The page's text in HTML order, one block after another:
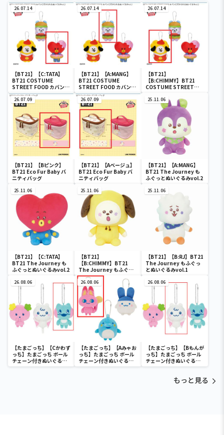
26.07.14
【BT21】【C:TATA】
BT21 COSTUME
STREET FOOD カバンに
付けられるぬいぐるみ
vol.2
26.07.14
【BT21】【A:MANG】
BT21 COSTUME
STREET FOOD カバンに
付けられるぬいぐるみ
vol.2
26.07.14
【BT21】
【B:CHIMMY】BT21
COSTUME STREET
るぬいぐるみvol.2
26.07.09
【BT21】【Bピンク】
BT21 Eco Fur Baby バ
ニティバッグ
26.07.09
【BT21】【Aベージュ】
BT21 Eco Fur Baby バ
ニティバッグ
25.11.06
【BT21】【A:MANG】
BT21 The Journey も
ふぐっとぬいぐるみvol.2
25.11.06
【BT21】【C:TATA】
BT21 The Journey も
ふぐっとぬいぐるみvol.2
25.11.06
【BT21】
【B:CHIMMY】BT21
The Journey もふぐっ
とぬいぐるみvol.2
25.11.06
【BT21】【B:RJ】BT21
The Journey もふぐっ
とぬいぐるみvol.1
26.08.06
【たまごっち】【Cかわず
っち】たまごっち ボール
チェーン付きぬいぐるみ
～Tamagotchi
26.08.06
【たまごっち】【Aみゃお
っち】たまごっち ボール
チェーン付きぬいぐるみ
～Tamagotchi
26.08.06
【たまごっち】【Bもんが
っち】たまごっち ボール
チェーン付きぬいぐるみ
～Tamagotchi
もっと見る